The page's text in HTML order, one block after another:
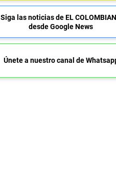
Siga las noticias de EL
desde Google News
Únete a nuestro canal de